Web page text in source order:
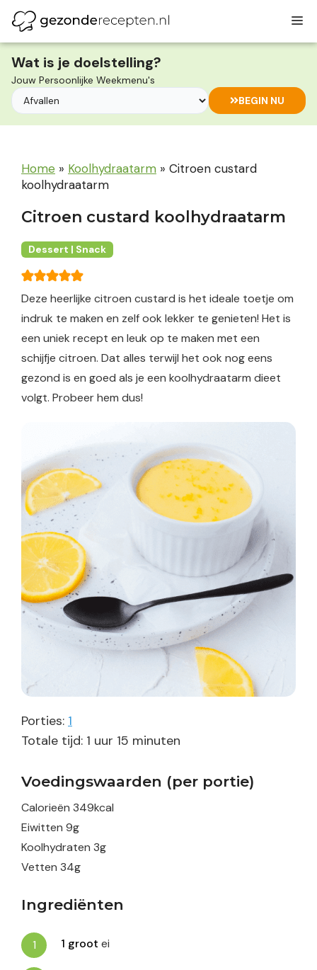
naar
de
inhoud
Wat is je doelstelling?
Jouw Persoonlijke Weekmenu's
BEGIN NU
Home » Koolhydraatarm » Citroen custard
koolhydraatarm
Citroen custard koolhydraatarm
Dessert | Snack
Deze heerlijke citroen custard is het ideale toetje om
indruk te maken en zelf ook lekker te genieten! Het is
een uniek recept en leuk op te maken met een
schijfje citroen. Dat alles terwijl het ook nog eens
gezond is en goed als je een koolhydraatarm dieet
volgt. Probeer hem dus!
Porties: 1
Totale tijd: 1 uur
uur 15 minuten
minuten
Voedingswaarden (per portie)
Calorieën 349kcal
Eiwitten 9g
Koolhydraten 3g
Vetten 34g
Ingrediënten
1 groot ei